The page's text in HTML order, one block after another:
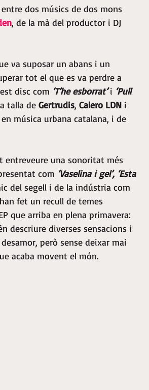
dos músics de dos mons
, de la mà del productor i DJ
va suposar un abans i un
tot el que es va perdre a
disc com ‘T’he esborrat’ i ‘Pull
talla de Gertrudis, Calero LDN i
música urbana catalana, i de
entreveure una sonoritat més
com ‘Vaselina i gel’, ‘Esta
del segell i de la indústria com
fet un recull de temes
que arriba en plena primavera:
descriure diverses sensacions i
però sense deixar mai
acaba movent el món.